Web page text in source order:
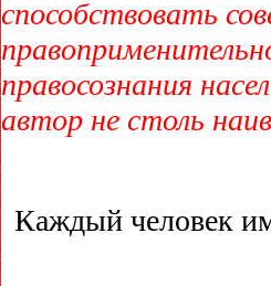
способствовать
правосознания
автор не столь
Каждый человек